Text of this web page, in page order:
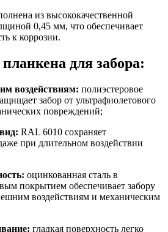
из высококачественной
0,45 мм, что обеспечивает
к коррозии.
для забора:
воздействиям: полиэстеровое
забор от ультрафиолетового
повреждений;
RAL 6010 сохраняет
при длительном воздействии
оцинкованная сталь в
покрытием обеспечивает забору
воздействиям и механическим
гладкая поверхность легко